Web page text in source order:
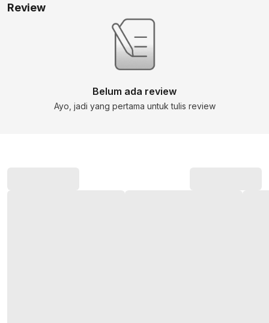
Review
Belum ada review
Ayo, jadi yang pertama untuk tulis review